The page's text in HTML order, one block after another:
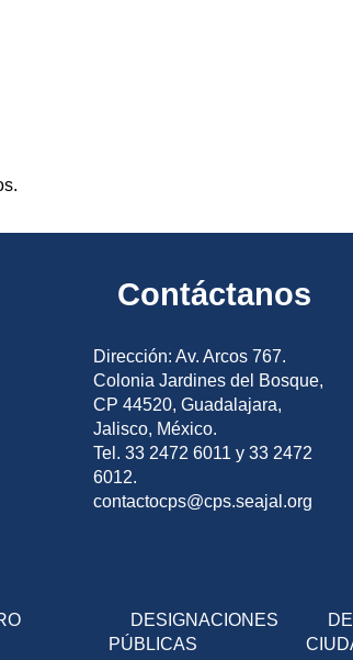
Contáctanos
Dirección: Av. Arcos 767.
Colonia Jardines del Bosque,
CP 44520, Guadalajara,
Jalisco, México.
Tel. 33 2472 6011 y 33 2472
6012.
contactocps@cps.seajal.org
DESIGNACIONES
PÚBLICAS